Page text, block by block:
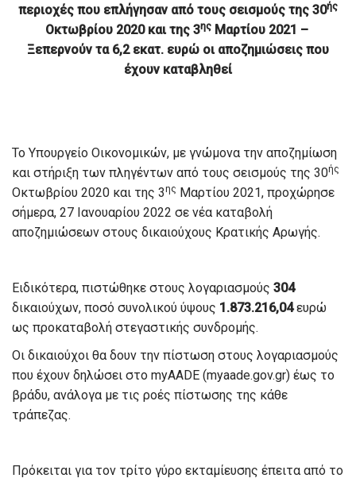
περιοχές που επλήγησαν από τους σεισμούς της 30ής
Οκτωβρίου 2020 και της 3ηςΜαρτίου 2021 –
Ξεπερνούν τα 6,2 εκατ. ευρώ οι αποζημιώσεις που
έχουν καταβληθεί
Το Υπουργείο Οικονομικών, με γνώμονα την αποζημίωση
και στήριξη των πληγέντων από τους σεισμούς της 30ής
Οκτωβρίου 2020 και της 3ης Μαρτίου 2021, προχώρησε
σήμερα, 27 Ιανουαρίου 2022 σε νέα καταβολή
αποζημιώσεων στους δικαιούχους Κρατικής Αρωγής.
Ειδικότερα, πιστώθηκε στους λογαριασμούς 304
δικαιούχων, ποσό συνολικού ύψους 1.873.216,04ευρώ
ως προκαταβολή στεγαστικής συνδρομής.
Οι δικαιούχοι θα δουν την πίστωση στους λογαριασμούς
που έχουν δηλώσει στο myAADE (myaade.gov.gr) έως το
βράδυ, ανάλογα με τις ροές πίστωσης της κάθε
τράπεζας.
Πρόκειται για τον τρίτο γύρο εκταμίευσης έπειτα από το